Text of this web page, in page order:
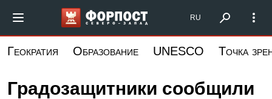
основному
Форпост Северо-Запад
RU
Геократия Образование UNESCO Точка
Градозащитники сообщили